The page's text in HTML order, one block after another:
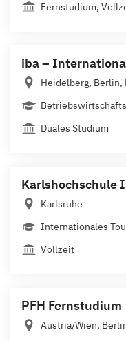
Fernstudium,
iba –
Heidelberg, Berlin,
Duales Studium
Karlshochschule
Karlsruhe
Internationales
Vollzeit
PFH Fernstudium
Austria/Wien,